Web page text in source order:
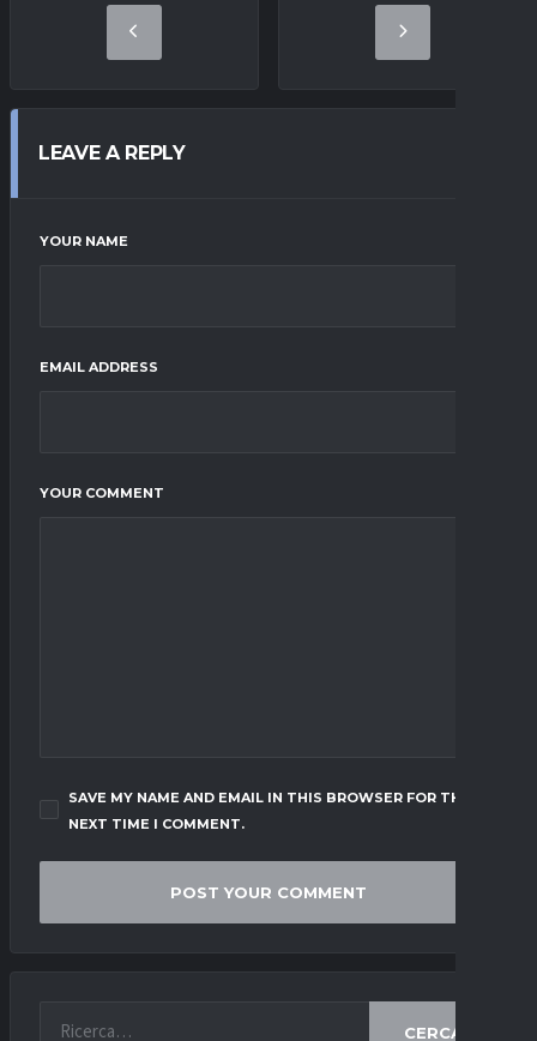
LEAVE A REPLY
YOUR NAME
EMAIL ADDRESS
YOUR COMMENT
SAVE MY NAME AND EMAIL IN THIS BROWSER FOR THE
NEXT TIME I COMMENT.
CERCA